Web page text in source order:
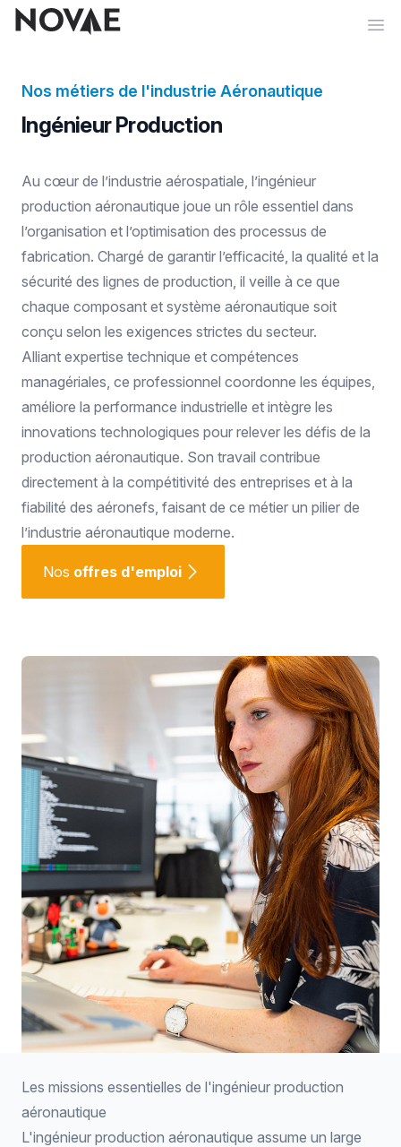
Nos métiers de l'industrie Aéronautique
Ingénieur Production
Au cœur de l’industrie aérospatiale, l’ingénieur
production aéronautique joue un rôle essentiel dans
l’organisation et l’optimisation des processus de
fabrication. Chargé de garantir l’efficacité, la qualité et la
sécurité des lignes de production, il veille à ce que
chaque composant et système aéronautique soit
conçu selon les exigences strictes du secteur.
Alliant expertise technique et compétences
managériales, ce professionnel coordonne les équipes,
améliore la performance industrielle et intègre les
innovations technologiques pour relever les défis de la
production aéronautique. Son travail contribue
directement à la compétitivité des entreprises et à la
fiabilité des aéronefs, faisant de ce métier un pilier de
l’industrie aéronautique moderne.
Nos offres d'emploi
Les missions essentielles de l'ingénieur production
aéronautique
L'ingénieur production aéronautique assume un large